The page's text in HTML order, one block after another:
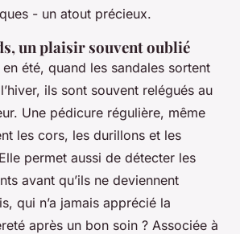
- un atout précieux.
un plaisir souvent oublié
été, quand les sandales sortent
ils sont souvent relégués au
Une pédicure régulière, même
les cors, les durillons et les
permet aussi de détecter les
avant qu’ils ne deviennent
qui n’a jamais apprécié la
après un bon soin ? Associée à